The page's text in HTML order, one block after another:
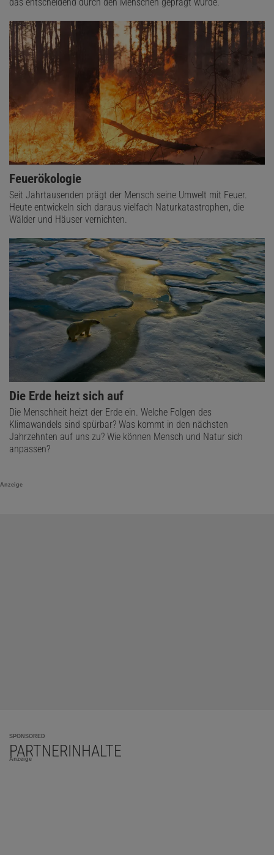
Feuerökologie
Seit Jahrtausenden prägt der Mensch seine Umwelt mit Feuer.
Heute entwickeln sich daraus vielfach Naturkatastrophen, die
Wälder und Häuser vernichten.
Die Erde heizt sich auf
Die Menschheit heizt der Erde ein. Welche Folgen des
Klimawandels sind spürbar? Was kommt in den nächsten
Jahrzehnten auf uns zu? Wie können Mensch und Natur sich
anpassen?
Anzeige
SPONSORED
PARTNERINHALTE
Anzeige